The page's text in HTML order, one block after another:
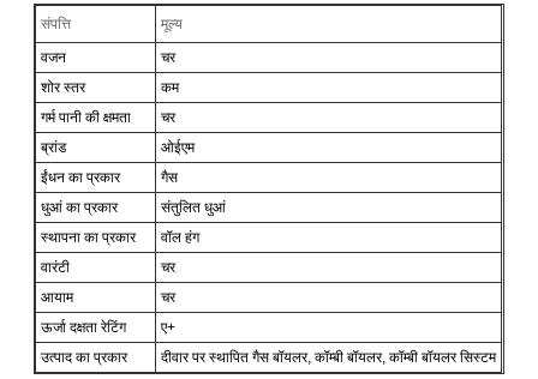
संपत्ति
मूल्य
वजन
चर
शोर स्तर
कम
गर्म पानी की क्षमता
चर
ब्रांड
ओईएम
ईंधन का प्रकार
गैस
धुआं का प्रकार
संतुलित धुआं
स्थापना का प्रकार
वॉल हंग
वारंटी
चर
आयाम
चर
ऊर्जा दक्षता रेटिंग
ए+
उत्पाद का प्रकार
दीवार पर स्थापित गैस बॉयलर, कॉम्बी बॉयलर, कॉम्बी बॉयलर सिस्टम